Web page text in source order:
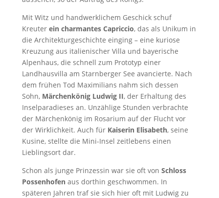
Mit Witz und handwerklichem Geschick schuf
Kreuter ein charmantes Capriccio, das als Unikum in
die Architekturgeschichte einging – eine kuriose
Kreuzung aus italienischer Villa und bayerische
Alpenhaus, die schnell zum Prototyp einer
Landhausvilla am Starnberger See avancierte. Nach
dem frühen Tod Maximilians nahm sich dessen
Sohn, Märchenkönig Ludwig II, der Erhaltung des
Inselparadieses an. Unzählige Stunden verbrachte
der Märchenkönig im Rosarium auf der Flucht vor
der Wirklichkeit. Auch für Kaiserin Elisabeth, seine
Kusine, stellte die Mini-Insel zeitlebens einen
Lieblingsort dar.
Schon als junge Prinzessin war sie oft von Schloss
Possenhofenaus dorthin geschwommen. In
späteren Jahren traf sie sich hier oft mit Ludwig zu